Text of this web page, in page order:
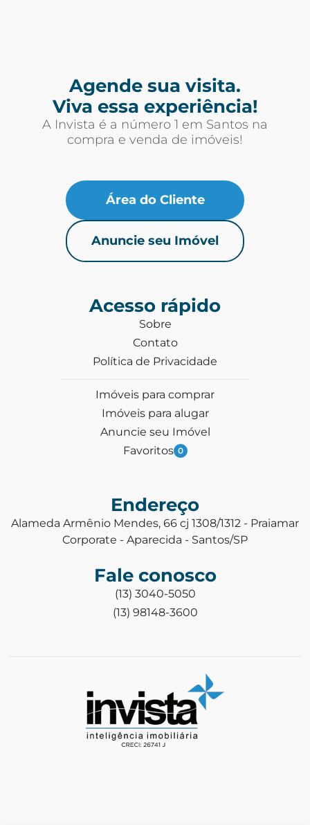
Agende sua visita.
Viva essa experiência!
A Invista é a número 1 em Santos na
compra e venda de imóveis!
Área do Cliente
Anuncie seu Imóvel
Acesso rápido
Sobre
Contato
Política de Privacidade
Imóveis para comprar
Imóveis para alugar
Anuncie seu Imóvel
Favoritos 0
Endereço
Alameda Armênio Mendes, 66 cj 1308/1312 - Praiamar
Corporate - Aparecida - Santos/SP
Fale conosco
(13) 3040-5050
(13) 98148-3600